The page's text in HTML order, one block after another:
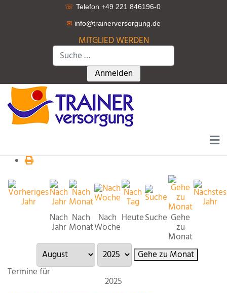
☏ Telefon +49 221 846196-0
✉ info@trainerversorgung.de
MITGLIED WERDEN
Suchen
Type 2 or more characters for
Anmelden
Nach
Jahr
Nach
Monat
Nach
Woche
HeuteSuche Gehe
zu
Monat
Gehe zu Monat
Termine für
2025